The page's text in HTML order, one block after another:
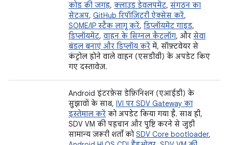
कोड की जगह, क्लाउड डेवलपमेंट, संगठन का
सेटअप, GitHub रिपॉज़िटरी ऐक्सेस करें,
SOME/IP स्टैक लागू करें, डिप्लॉयमेंट गाइड,
डिप्लॉयमेंट, वाहन के सिग्नल कैटलॉग, और सेवा
बंडल बनाएं और डिप्लॉय करें में, सॉफ़्टवेयर से
कंट्रोल होने वाले वाहन (एसडीवी) के अपडेट किए
गए दस्तावेज़.
Android इंटरफ़ेस डेफ़िनिशन (एआईडी) के
सुझावों के साथ, IVI पर SDV Gateway का
इस्तेमाल करें को अपडेट किया गया है. साथ ही,
SDV VM की पहचान और पुष्टि करने से जुड़ी
सामान्य ज़रूरी शर्तों को SDV Core bootloader,